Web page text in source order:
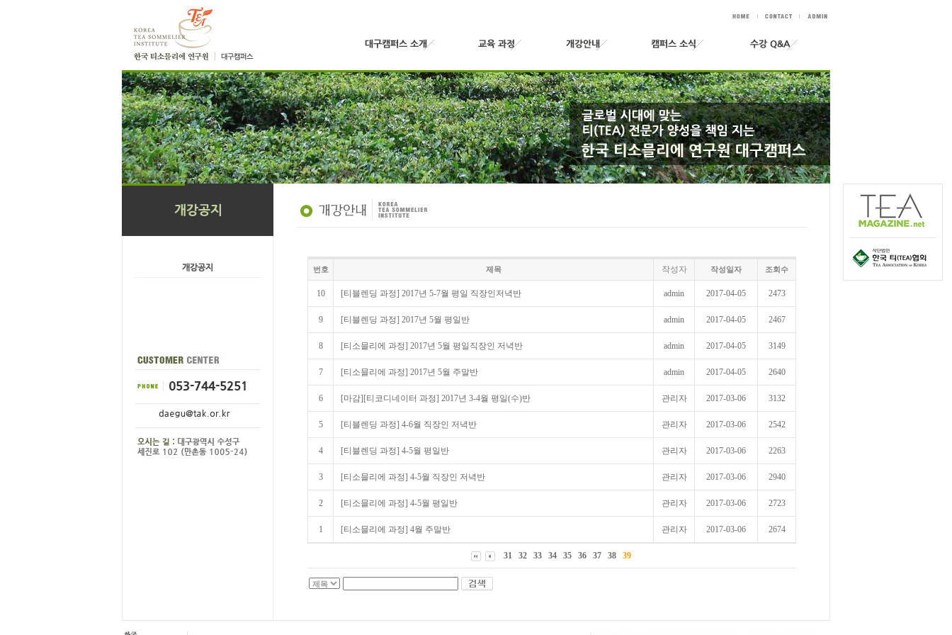
번호 제목 작성자 작성일자 조회수
10 [티블렌딩 과정] 2017년 5-7월 평일 직장인저녁반 admin 2017-04-05 2473
9 [티블렌딩 과정] 2017년 5월 평일반 admin 2017-04-05 2467
8 [티소믈리에 과정] 2017년 5월 평일직장인 저녁반 admin 2017-04-05 3149
7 [티소믈리에 과정] 2017년 5월 주말반 admin 2017-04-05 2640
6 [마감][티코디네이터 과정] 2017년 3-4월 평일(수)반 관리자 2017-03-06 3132
5 [티블렌딩 과정] 4-6월 직장인 저녁반 관리자 2017-03-06 2542
4 [티블렌딩 과정] 4-5월 평일반 관리자 2017-03-06 2263
3 [티소믈리에 과정] 4-5월 직장인 저녁반 관리자 2017-03-06 2940
2 [티소믈리에 과정] 4-5월 평일반 관리자 2017-03-06 2723
1 [티소믈리에 과정] 4월 주말반 관리자 2017-03-06 2674
31 32 33 34 35 36 37 38 39